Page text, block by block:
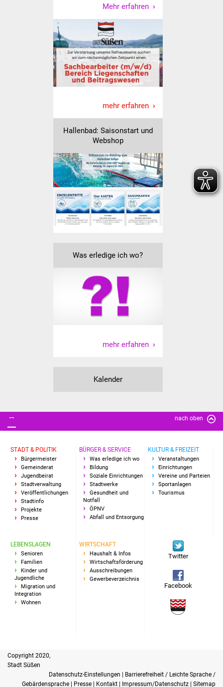
Veranstaltungen
Stadtfest
Ostermarkt
Stadtbücherei
Stadtarchiv
Zehntscheuer
Bürgerhaus
Vereine und Parteien
Selbsteintrag Vereine
Beirat Süßener Vereine
Tourismus
Schwäbischer Albtrauf
Stadtseniorenrat
Seniorenwohn- und
Pflegeheim
Familien
Migration und Integration
Mehr erfahren
mehr erfahren
Hallenbad: Saisonstart und
Webshop
Was erledige ich wo?
mehr erfahren
Kalender
nach oben
STADT & POLITIK
Bürgermeister
Gemeinderat
Jugendbeirat
Stadtverwaltung
Veröffentlichungen
Stadtinfo
Projekte
Presse
BÜRGER & SERVICE
Was erledige ich wo
Bildung
Soziale Einrichtungen
Stadtwerke
Gesundheit und
Notfall
ÖPNV
Abfall und Entsorgung
KULTUR & FREIZEIT
Veranstaltungen
Einrichtungen
Vereine und Parteien
Sportanlagen
Tourismus
LEBENSLAGEN
Senioren
Familien
Kinder und
Jugendliche
Migration und
Integration
Wohnen
WIRTSCHAFT
Haushalt & Infos
Wirtschaftsförderung
Ausschreibungen
Gewerbeverzeichnis
Twitter
Facebook
Copyright 2020,
Stadt Süßen
Datenschutz-Einstellungen
Barrierefreiheit / Leichte Sprache /
Gebärdensprache
Presse Kontakt Impressum/Datenschutz Sitemap